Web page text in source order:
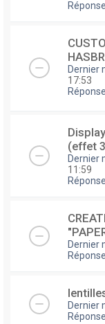
Dernier
17:53
(effet
Dernier
11:59
Dernier
Dernier